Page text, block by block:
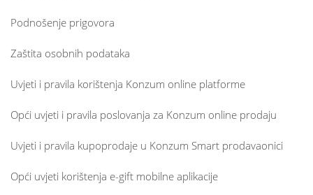
Podnošenje prigovora
Zaštita osobnih podataka
Uvjeti i pravila korištenja Konzum online platforme
Opći uvjeti i pravila poslovanja za Konzum online prodaju
Uvjeti i pravila kupoprodaje u Konzum Smart prodavaonici
Opći uvjeti korištenja e-gift mobilne aplikacije